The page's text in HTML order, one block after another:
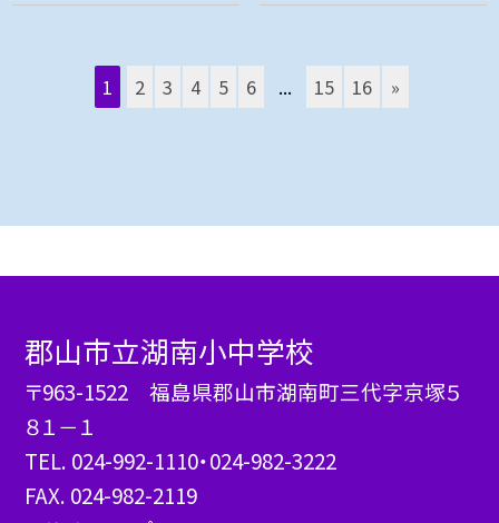
1 2 3 4 5 6 ... 15 16 »
郡山市立湖南小中学校
〒963-1522 福島県郡山市湖南町三代字京塚５
８１－１
TEL. 024-992-1110・024-982-3222
FAX. 024-982-2119